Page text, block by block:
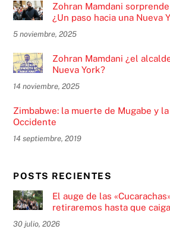
Zohran Mamdani
¿Un paso hacia una Nueva
5 noviembre, 2025
Zohran Mamdani ¿el
Nueva York?
14 noviembre, 2025
Zimbabwe: la muerte de Mugabe y
Occidente
14 septiembre, 2019
POSTS RECIENTES
El auge de las
retiraremos hasta que
30 julio, 2026